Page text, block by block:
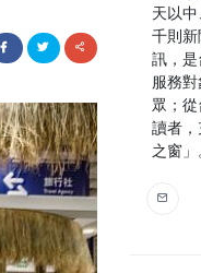
天以
千則
訊，是
服務
眾；
讀者
之窗」